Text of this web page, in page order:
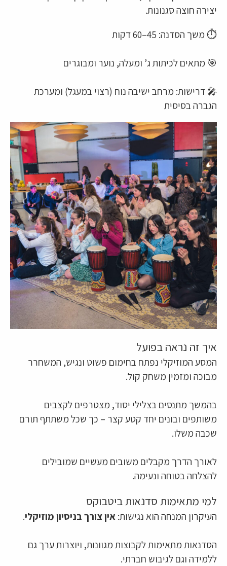
יצירה חוצה סגנונות.
⏱ משך הסדנה: 45–60 דקות
🎯 מתאים לכיתות ג’ ומעלה, נוער ומבוגרים
🎤 דרישות: מרחב ישיבה נוח (רצוי במעגל) ומערכת
הגברה בסיסית
איך זה נראה בפועל
המסע המוזיקלי נפתח בחימום פשוט ונגיש, המשחרר
מבוכה ומזמין משחק קול.
בהמשך מתנסים בצלילי יסוד, מצטרפים לקצבים
משותפים ובונים יחד קטע קצר – כך שכל משתתף תורם
שכבה משלו.
לאורך הדרך מקבלים משובים מעשיים שמובילים
להצלחה בטוחה ונעימה.
למי מתאימות סדנאות ביטבוקס
העיקרון המנחה הוא נגישות:אין צורך בניסיון מוזיקלי.
הסדנאות מתאימות לקבוצות מגוונות, ויוצרות ערך גם
ללמידה וגם לגיבוש חברתי.